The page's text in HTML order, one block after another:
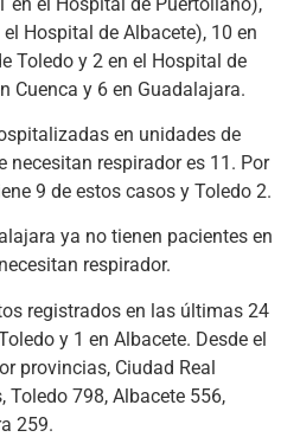
Hospital de Albacete), 10 en
Toledo y 2 en el Hospital de
Cuenca y 6 en Guadalajara.
en unidades de
necesitan respirador es 11. Por
9 de estos casos y Toledo 2.
ya no tienen pacientes en
respirador.
registrados en las últimas 24
y 1 en Albacete. Desde el
provincias, Ciudad Real
798, Albacete 556,
259.